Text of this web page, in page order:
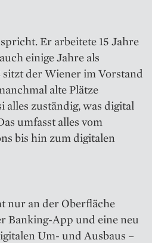
Er arbeitete 15 Jahre
einige Jahre als
sitzt der Wiener im Vorstand
alte Plätze
alles zuständig, was digital
umfasst alles vom
bis hin zum digitalen
nur an der Oberfläche
Banking-App und eine neu
Um- und Ausbaus –